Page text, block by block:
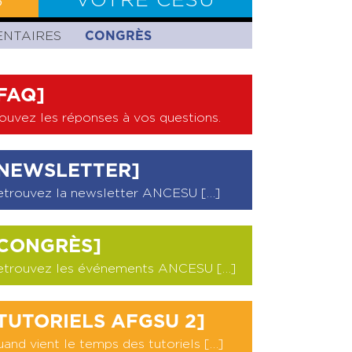
BILAN CESU CONGRÈS
les réponses à vos questions.
la newsletter ANCESU […]
les événements ANCESU […]
AFGSU 2]
vient le temps des tutoriels […]